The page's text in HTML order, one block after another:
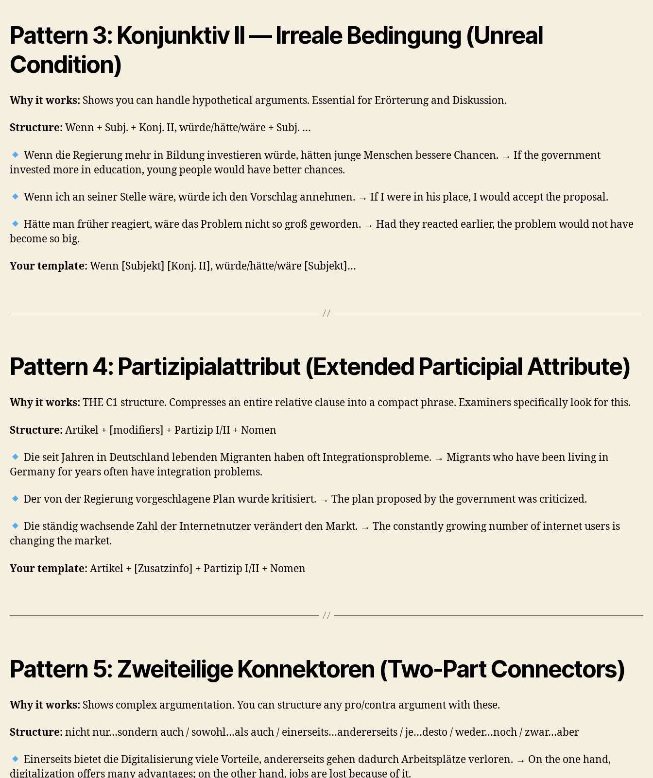
Pattern 3: Konjunktiv II — Irreale Bedingung (Unreal
Condition)
Why it works: Shows you can handle hypothetical arguments. Essential for Erörterung and Diskussion.
Structure: Wenn + Subj. + Konj. II, würde/hätte/wäre + Subj. …
Wenn die Regierung mehr in Bildung investieren würde, hätten junge Menschen bessere Chancen. → If the government
invested more in education, young people would have better chances.
Wenn ich an seiner Stelle wäre, würde ich den Vorschlag annehmen. → If I were in his place, I would accept the proposal.
Hätte man früher reagiert, wäre das Problem nicht so groß geworden. → Had they reacted earlier, the problem would not have
become so big.
Your template: Wenn [Subjekt] [Konj. II], würde/hätte/wäre [Subjekt]…
Pattern 4: Partizipialattribut (Extended Participial Attribute)
Why it works: THE C1 structure. Compresses an entire relative clause into a compact phrase. Examiners specifically look for this.
Structure: Artikel + [modifiers] + Partizip I/II + Nomen
Die seit Jahren in Deutschland lebenden Migranten haben oft Integrationsprobleme. → Migrants who have been living in
Germany for years often have integration problems.
Der von der Regierung vorgeschlagene Plan wurde kritisiert. → The plan proposed by the government was criticized.
Die ständig wachsende Zahl der Internetnutzer verändert den Markt. → The constantly growing number of internet users is
changing the market.
Your template: Artikel + [Zusatzinfo] + Partizip I/II + Nomen
Pattern 5: Zweiteilige Konnektoren (Two-Part Connectors)
Why it works: Shows complex argumentation. You can structure any pro/contra argument with these.
Structure: nicht nur…sondern auch / sowohl…als auch / einerseits…andererseits / je…desto / weder…noch / zwar…aber
Einerseits bietet die Digitalisierung viele Vorteile, andererseits gehen dadurch Arbeitsplätze verloren. → On the one hand,
digitalization offers many advantages; on the other hand, jobs are lost because of it.